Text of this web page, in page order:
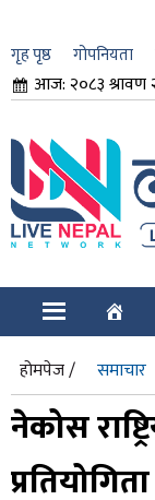
गृह पृष्ठ गोपनियता
आज: २०८३ श्रावण
होमपेज / समाचार
नेकोस